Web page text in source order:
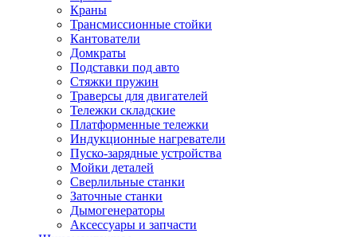
Краны
Трансмиссионные стойки
Кантователи
Домкраты
Подставки под авто
Стяжки пружин
Траверсы для двигателей
Тележки складские
Платформенные тележки
Индукционные нагреватели
Пуско-зарядные устройства
Мойки деталей
Сверлильные станки
Заточные станки
Дымогенераторы
Аксессуары и запчасти